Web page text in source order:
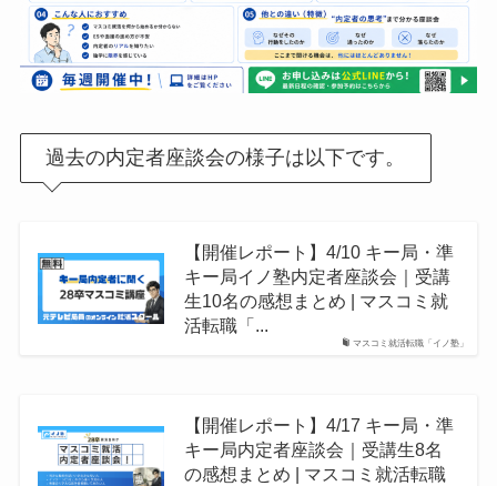
過去の内定者座談会の様子は以下です。
マスコミ就活転職「イノ塾」
【開催レポート】4/10 キー局・準
キー局イノ塾内定者座談会｜受講
生10名の感想まとめ | マスコミ就
活転職「...
【開催レポート】4/17 キー局・準
キー局内定者座談会｜受講生8名
の感想まとめ | マスコミ就活転職